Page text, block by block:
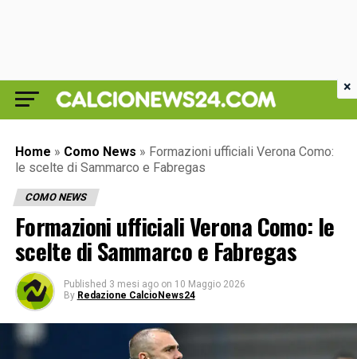
Home » Como News » Formazioni ufficiali Verona Como:
le scelte di Sammarco e Fabregas
COMO NEWS
Formazioni ufficiali Verona Como: le
scelte di Sammarco e Fabregas
Published 3 mesi ago on 10 Maggio 2026
By Redazione CalcioNews24
×